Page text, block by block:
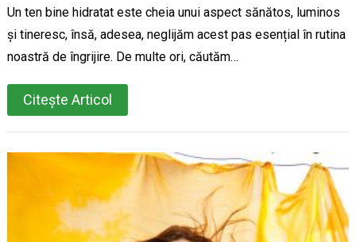
Un ten bine hidratat este cheia unui aspect sănătos, luminos
și tineresc, însă, adesea, neglijăm acest pas esențial în rutina
noastră de îngrijire. De multe ori, căutăm…
Citește Articol